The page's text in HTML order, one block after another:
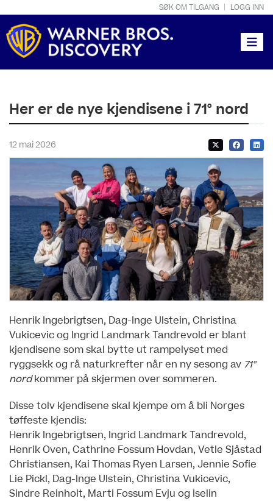
SØK OM TILGANG LOGG INN
Her er de nye kjendisene i 71° nord
12 mai 2026
Henrik Ingebrigtsen, Dag-Inge Ulstein, Christina
Vukicevic og Ingrid Landmark Tandrevold er blant
kjendisene som skal bytte ut rampelyset med
ryggsekk og rå naturkrefter når en ny sesong av 71°
nordkommer på skjermen over sommeren.
Disse tolv kjendisene skal kjempe om å bli Norges
tøffeste kjendis:
Henrik Ingebrigtsen, Ingrid Landmark Tandrevold,
Henrik Oven, Cathrine Fossum Hovdan, Vetle Sjåstad
Christiansen, Kai Thomas Ryen Larsen, Jennie Sofie
Lie Pickl, Dag-Inge Ulstein, Christina Vukicevic,
Sindre Reinholt, Marti Fossum Evju og Iselin